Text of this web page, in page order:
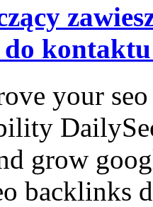
your
grow
backlinks